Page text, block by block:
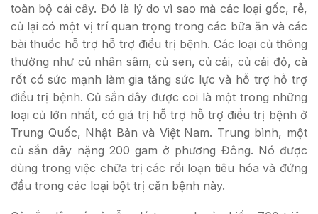
toàn bộ cái cây. Đó là lý do vì sao mà các loại gốc, rễ,
củ lại có một vị trí quan trọng trong các bữa ăn và các
bài thuốc hỗ trợ hỗ trợ điều trị bệnh. Các loại củ thông
thường như củ nhân sâm, củ sen, củ cải, củ cải đỏ, cà
rốt có sức mạnh làm gia tăng sức lực và hỗ trợ hỗ trợ
điều trị bệnh. Củ sắn dây được coi là một trong những
loại củ lớn nhất, có giá trị hỗ trợ hỗ trợ điều trị bệnh ở
Trung Quốc, Nhật Bản và Việt Nam. Trung bình, một
củ sắn dây nặng 200 gam ở phương Đông. Nó được
dùng trong việc chữa trị các rối loạn tiêu hóa và đứng
đầu trong các loại bột trị căn bệnh này.